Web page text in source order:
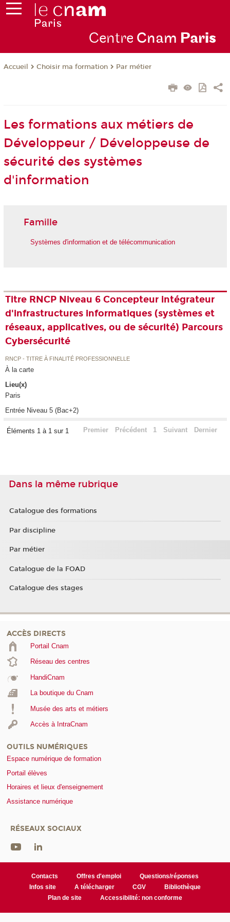
Centre Cnam Paris
Accueil Choisir ma formation Par métier
Les formations aux métiers de
Développeur / Développeuse de
sécurité des systèmes
d'information
Famille
Systèmes d'information et de télécommunication
Titre RNCP Niveau 6 Concepteur intégrateur
d'infrastructures informatiques (systèmes et
réseaux, applicatives, ou de sécurité) Parcours
Cybersécurité
RNCP - TITRE À FINALITÉ PROFESSIONNELLE
À la carte
Lieu(x)
Paris
Entrée Niveau 5 (Bac+2)
Éléments 1 à 1 sur 1 Premier Précédent 1 Suivant Dernier
Dans la même rubrique
Catalogue des formations
Par discipline
Par métier
Catalogue de la FOAD
Catalogue des stages
ACCÈS DIRECTS
Portail Cnam
Réseau des centres
HandiCnam
La boutique du Cnam
Musée des arts et métiers
Accès à IntraCnam
OUTILS NUMÉRIQUES
Espace numérique de formation
Portail élèves
Horaires et lieux d'enseignement
Assistance numérique
RÉSEAUX SOCIAUX
Contacts Offres d'emploi
Questions/réponses
Infos site
A télécharger CGV
Bibliothèque
Plan de site
Accessibilité: non conforme